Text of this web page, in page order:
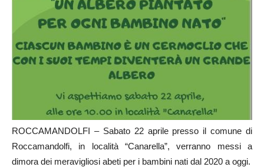
ROCCAMANDOLFI – Sabato 22 aprile presso il comune di
Roccamandolfi, in località “Canarella”, verranno messi a
dimora dei meravigliosi abeti per i bambini nati dal 2020 a oggi.